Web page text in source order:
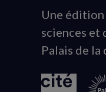
Animation
du
logo
Une édition
sciences et
Palais de